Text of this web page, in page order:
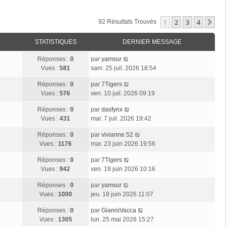
92 Résultats Trouvés 1 2 3 4
STATISTIQUES DERNIER MESSAGE
Réponses : 0
Vues : 581
par yamsur
sam. 25 juil. 2026 18:54
Réponses : 0
Vues : 576
par 7Tigers
ven. 10 juil. 2026 09:19
Réponses : 0
Vues : 431
par dasfynx
mar. 7 juil. 2026 19:42
Réponses : 0
Vues : 1176
par vivianne 52
mar. 23 juin 2026 19:56
Réponses : 0
Vues : 942
par 7Tigers
ven. 19 juin 2026 10:16
Réponses : 0
Vues : 1000
par yamsur
jeu. 18 juin 2026 11:07
Réponses : 0
Vues : 1305
par GianniVacca
lun. 25 mai 2026 15:27